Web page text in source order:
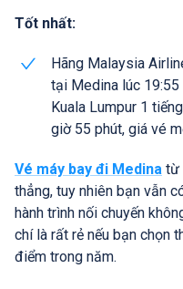
Tốt nhất:
Hãng Malaysia
tại Medina lúc
Kuala Lumpur 1
giờ 55 phút, giá vé
Vé máy bay đi Medina từ
thẳng, tuy nhiên bạn vẫn
hành trình nối chuyến
chí là rất rẻ nếu bạn chọn
điểm trong năm.